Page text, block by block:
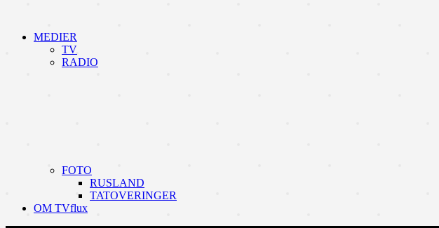
MEDIER
TV
RADIO
FOTO
RUSLAND
TATOVERINGER
OM TVflux